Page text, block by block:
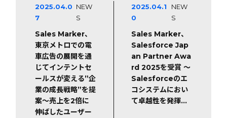
2025.04.0
7
NEW
S
Sales Marker、
東京メトロでの電
車広告の展開を通
じてインテントセ
ールスが変える”企
業の成長戦略”を提
案〜売上を2倍に
伸ばしたユーザー
2025.04.1
0
NEW
S
Sales Marker、
Salesforce Jap
an Partner Awa
rd 2025を受賞 〜
Salesforceのエ
コシステムにおい
て卓越性を発揮…